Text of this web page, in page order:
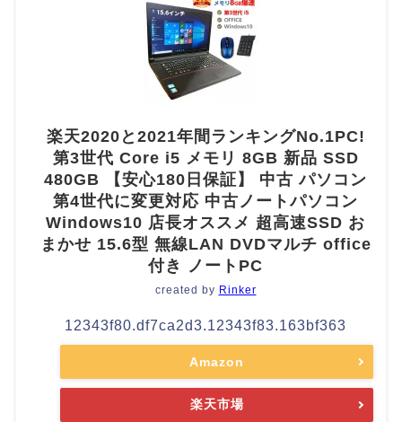
楽天2020と2021年間ランキングNo.1PC!
第3世代 Core i5 メモリ 8GB 新品 SSD
480GB 【安心180日保証】 中古 パソコン
第4世代に変更対応 中古ノートパソコン
Windows10 店長オススメ 超高速SSD お
まかせ 15.6型 無線LAN DVDマルチ office
付き ノートPC
created by Rinker
12343f80.df7ca2d3.12343f83.163bf363
Amazon
楽天市場